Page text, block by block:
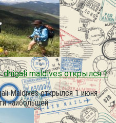
maldives открылся 1
Maldives открылся 1 июня
наибольшей